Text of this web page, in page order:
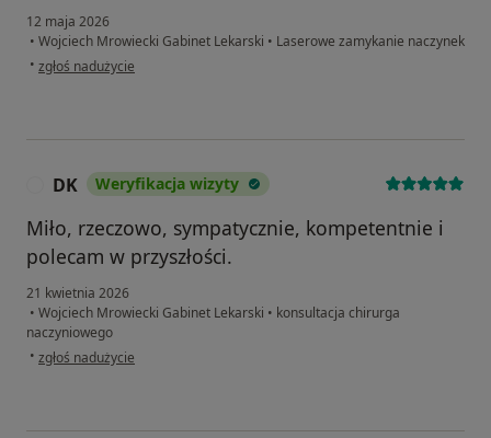
12 maja 2026
• Wojciech Mrowiecki Gabinet Lekarski • Laserowe zamykanie naczynek
• w opinii użytkownika Wiktoria
zgłoś nadużycie
DK Weryfikacja wizyty
Miło, rzeczowo, sympatycznie, kompetentnie i
polecam w przyszłości.
21 kwietnia 2026
• Wojciech Mrowiecki Gabinet Lekarski • konsultacja chirurga
naczyniowego
• w opinii użytkownika DK
zgłoś nadużycie